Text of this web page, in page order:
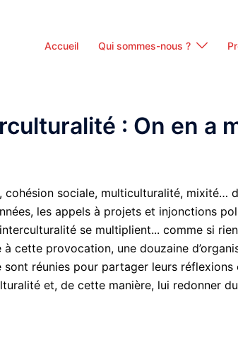
Accueil Qui sommes-nous ?
: On en a
cohésion sociale, multiculturalité, mixité…
les appels à projets et injonctions
se multiplient... comme si
à cette provocation, une douzaine
sont réunies pour partager leurs réflexions
et, de cette manière, lui redonner